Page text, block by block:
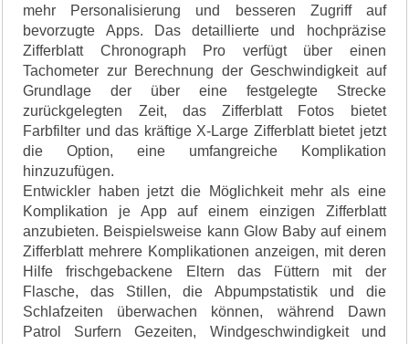
mehr Personalisierung und besseren Zugriff auf
bevorzugte Apps. Das detaillierte und hochpräzise
Zifferblatt Chronograph Pro verfügt über einen
Tachometer zur Berechnung der Geschwindigkeit auf
Grundlage der über eine festgelegte Strecke
zurückgelegten Zeit, das Zifferblatt Fotos bietet
Farbfilter und das kräftige X-Large Zifferblatt bietet jetzt
die Option, eine umfangreiche Komplikation
hinzuzufügen.
Entwickler haben jetzt die Möglichkeit mehr als eine
Komplikation je App auf einem einzigen Zifferblatt
anzubieten. Beispielsweise kann Glow Baby auf einem
Zifferblatt mehrere Komplikationen anzeigen, mit deren
Hilfe frischgebackene Eltern das Füttern mit der
Flasche, das Stillen, die Abpumpstatistik und die
Schlafzeiten überwachen können, während Dawn
Patrol Surfern Gezeiten, Windgeschwindigkeit und